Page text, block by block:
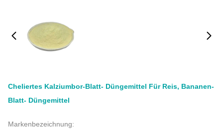
Cheliertes Kalziumbor-Blatt- Düngemittel Für Reis, Bananen-
Blatt- Düngemittel
Markenbezeichnung: